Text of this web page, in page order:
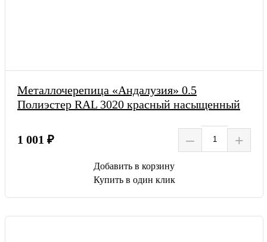
Металлочерепица «Андалузия» 0.5
Полиэстер RAL 3020 красный насыщенный
1 001 ₽ – +
Добавить в корзину
Купить в один клик